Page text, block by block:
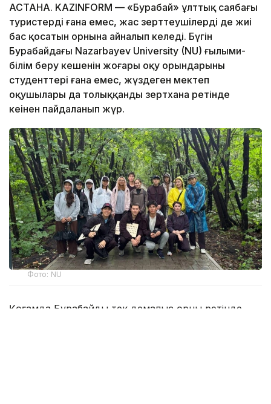
АСТАНА. KAZINFORM — «Бурабай» ұлттық саябағы
туристердің ғана емес, жас зерттеушілердің де жиі
бас қосатын орнына айналып келеді. Бүгін
Бурабайдағы Nazarbayev University (NU) ғылыми-
білім беру кешенін жоғары оқу орындарының
студенттері ғана емес, жүздеген мектеп
оқушылары да толыққанды зертхана ретінде
кеңінен пайдаланып жүр.
Фото: NU
Қоғамда Бурабайды тек демалыс орны ретінде